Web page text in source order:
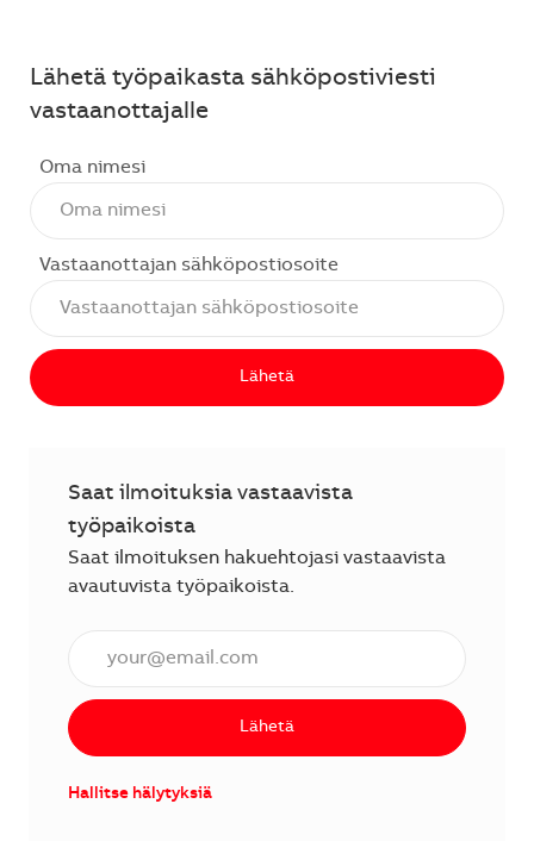
Lähetä työpaikasta sähköpostiviesti
vastaanottajalle
Oma nimesi
Vastaanottajan sähköpostiosoite
Lähetä
Saat ilmoituksia vastaavista
työpaikoista
Saat ilmoituksen hakuehtojasi vastaavista
avautuvista työpaikoista.
Lähetä
Hallitse hälytyksiä